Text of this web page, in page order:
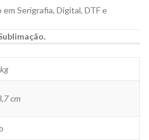
Serigrafia, Digital, DTF e
cm